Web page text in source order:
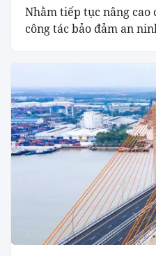
Nhằm tiếp tục nâng
công tác bảo đảm an